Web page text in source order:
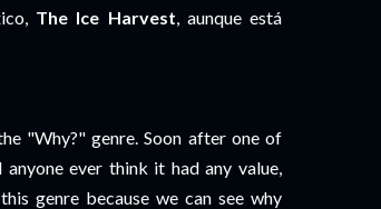
The Ice Harvest, aunque está
"Why?" genre. Soon after one of
ever think it had any value,
genre because we can see why